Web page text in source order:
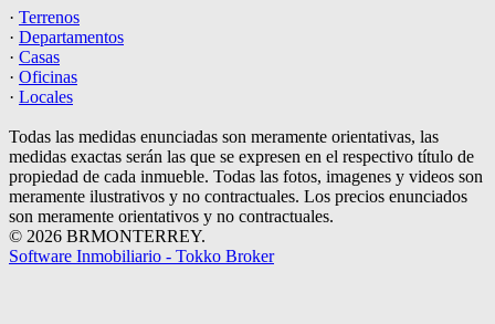
· Terrenos
· Departamentos
· Casas
· Oficinas
· Locales
Todas las medidas enunciadas son meramente orientativas, las
medidas exactas serán las que se expresen en el respectivo título de
propiedad de cada inmueble. Todas las fotos, imagenes y videos son
meramente ilustrativos y no contractuales. Los precios enunciados
son meramente orientativos y no contractuales.
© 2026 BRMONTERREY.
Software Inmobiliario - Tokko Broker